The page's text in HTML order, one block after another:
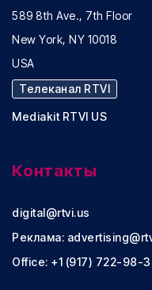
589 8th Ave., 7th Floor
New York, NY 10018
USA
Телеканал RTVI
Mediakit RTVI US
Контакты
digital@rtvi.us
Реклама:
Office: +1 (917) 722-98-